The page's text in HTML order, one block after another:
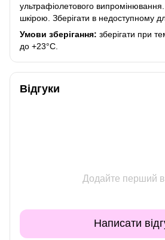
ультрафіолетового випромінювання.
шкірою. Зберігати в недоступному
Умови зберігання: зберігати при
до +23°C.
Відгуки
Додайте перший
Написати